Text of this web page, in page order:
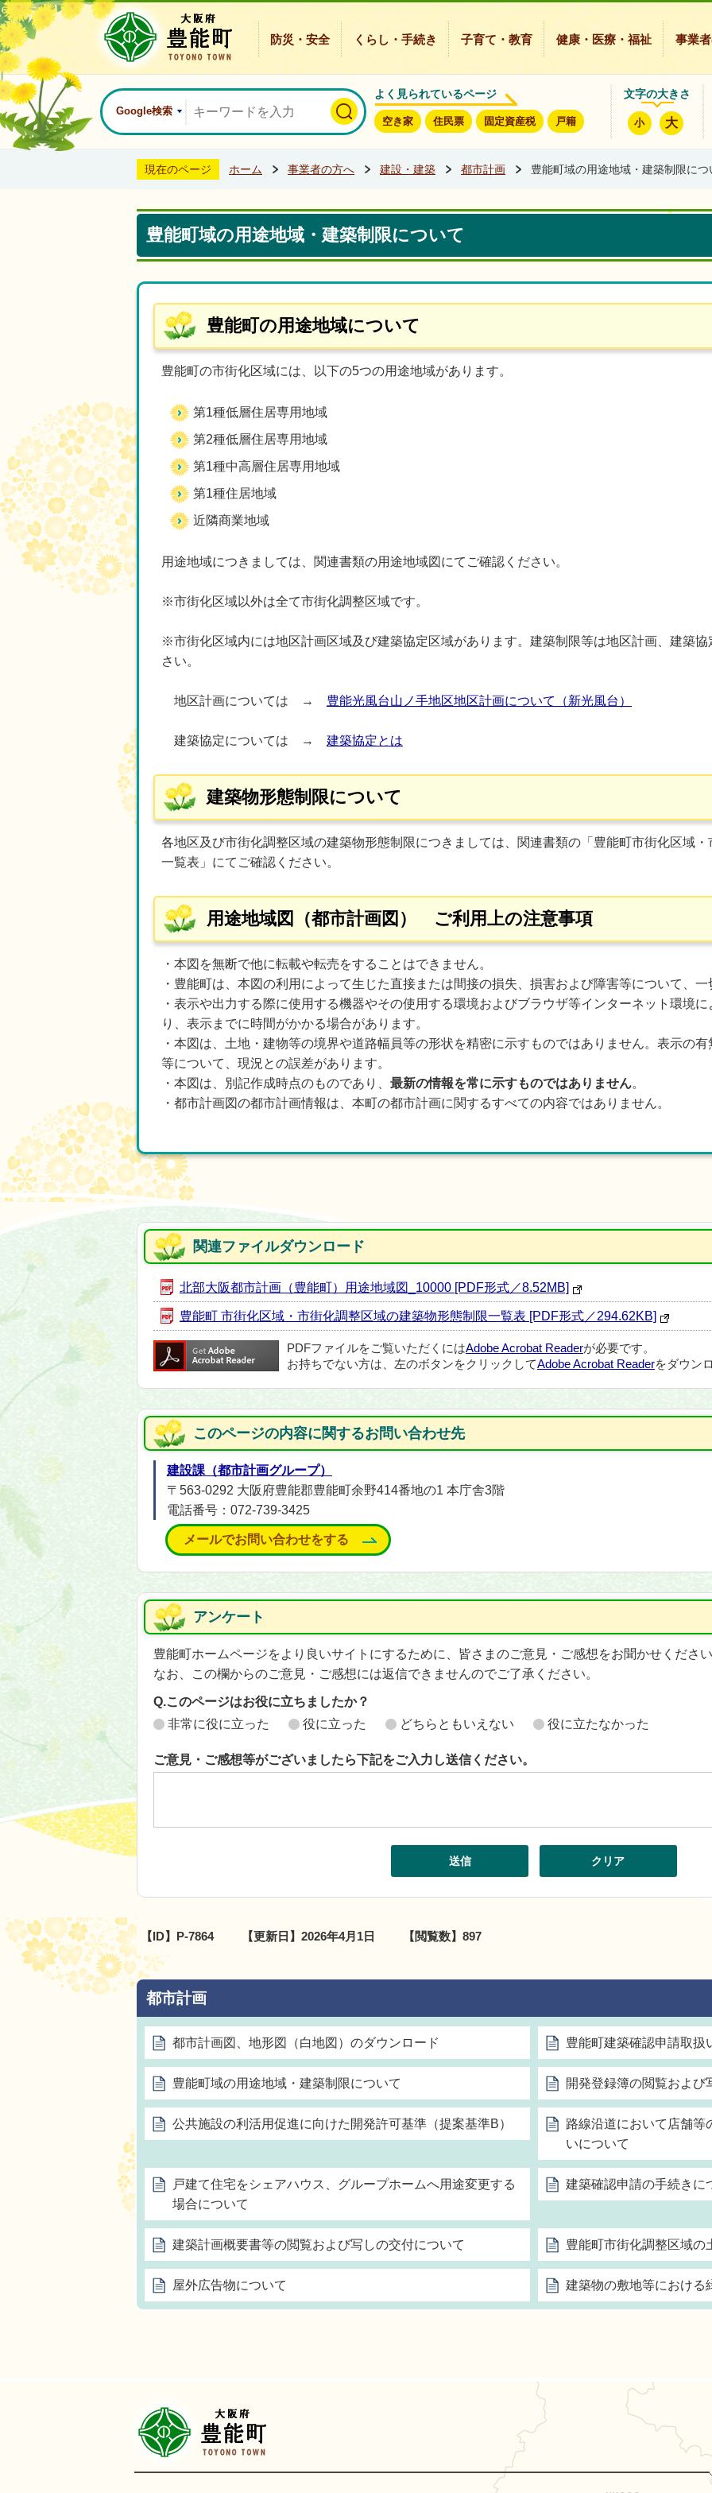
防災・安全 くらし・手続き 子育て・教育 健康・医療・福祉 事業
Google検索
よく見られているページ
空き家 住民票 固定資産税 戸籍
文字の大きさ
小 大
現在のページ ホーム 事業者の方へ 建設・建築 都市計画 豊能町域の用途地域・建築制限につ
豊能町域の用途地域・建築制限について
豊能町の用途地域について
豊能町の市街化区域には、以下の5つの用途地域があります。
第1種低層住居専用地域
第2種低層住居専用地域
第1種中高層住居専用地域
第1種住居地域
近隣商業地域
用途地域につきましては、関連書類の用途地域図にてご確認ください。
※市街化区域以外は全て市街化調整区域です。
※市街化区域内には地区計画区域及び建築協定区域があります。建築制限等は地区計画、建築
さい。
地区計画については → 豊能光風台山ノ手地区地区計画について（新光風台）
建築協定については → 建築協定とは
建築物形態制限について
各地区及び市街化調整区域の建築物形態制限につきましては、関連書類の「豊能町市街化区域
一覧表」にてご確認ください。
用途地域図（都市計画図） ご利用上の注意事項
・本図を無断で他に転載や転売をすることはできません。
・豊能町は、本図の利用によって生じた直接または間接の損失、損害および障害等について、
・表示や出力する際に使用する機器やその使用する環境およびブラウザ等インターネット環境
り、表示までに時間がかかる場合があります。
・本図は、土地・建物等の境界や道路幅員等の形状を精密に示すものではありません。表示の
等について、現況との誤差があります。
・本図は、別記作成時点のものであり、 最新の情報を常に示すものではありません。
・都市計画図の都市計画情報は、本町の都市計画に関するすべての内容ではありません。
関連ファイルダウンロード
北部大阪都市計画（豊能町）用途地域図_10000 [PDF形式／8.52MB]
豊能町 市街化区域・市街化調整区域の建築物形態制限一覧表 [PDF形式／294.62KB]
PDFファイルをご覧いただくにはAdobe Acrobat Readerが必要です。
お持ちでない方は、左のボタンをクリックしてAdobe Acrobat Readerをダウン
このページの内容に関するお問い合わせ先
建設課（都市計画グループ）
〒563-0292 大阪府豊能郡豊能町余野414番地の1 本庁舎3階
電話番号：072-739-3425
メールでお問い合わせをする
アンケート
豊能町ホームページをより良いサイトにするために、皆さまのご意見・ご感想をお聞かせくださ
なお、この欄からのご意見・ご感想には返信できませんのでご了承ください。
Q.このページはお役に立ちましたか？
非常に役に立った
役に立った どちらともいえない 役に立たなかった
ご意見・ご感想等がございましたら下記をご入力し送信ください。
【ID】 P-7864 【更新日】 2026年4月1日 【閲覧数】 897
都市計画
都市計画図、地形図（白地図）のダウンロード 豊能町建築確認申請取扱
豊能町域の用途地域・建築制限について 開発登録簿の閲覧および
公共施設の利活用促進に向けた開発許可基準（提案基準B）
路線沿道において店舗等
いについて
戸建て住宅をシェアハウス、グループホームへ用途変更する
場合について
建築確認申請の手続きに
建築計画概要書等の閲覧および写しの交付について 豊能町市街化調整区域
屋外広告物について 建築物の敷地等における